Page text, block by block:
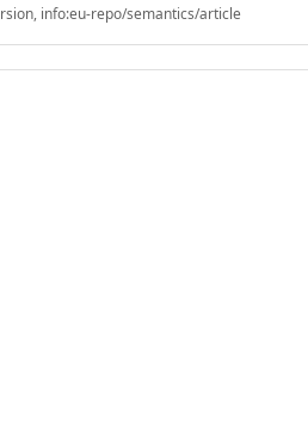
info:eu-repo/semantics/article